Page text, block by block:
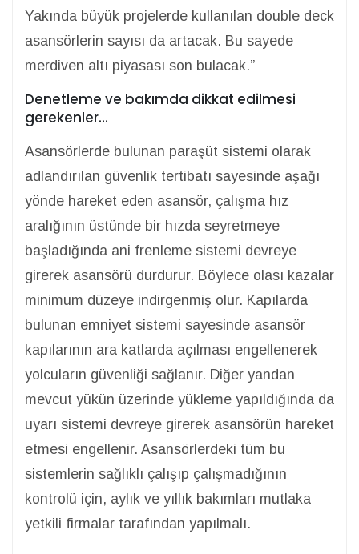
Yakında büyük projelerde kullanılan double deck
asansörlerin sayısı da artacak. Bu sayede
merdiven altı piyasası son bulacak.”
Denetleme ve bakımda dikkat edilmesi
gerekenler…
Asansörlerde bulunan paraşüt sistemi olarak
adlandırılan güvenlik tertibatı sayesinde aşağı
yönde hareket eden asansör, çalışma hız
aralığının üstünde bir hızda seyretmeye
başladığında ani frenleme sistemi devreye
girerek asansörü durdurur. Böylece olası kazalar
minimum düzeye indirgenmiş olur. Kapılarda
bulunan emniyet sistemi sayesinde asansör
kapılarının ara katlarda açılması engellenerek
yolcuların güvenliği sağlanır. Diğer yandan
mevcut yükün üzerinde yükleme yapıldığında da
uyarı sistemi devreye girerek asansörün hareket
etmesi engellenir. Asansörlerdeki tüm bu
sistemlerin sağlıklı çalışıp çalışmadığının
kontrolü için, aylık ve yıllık bakımları mutlaka
yetkili firmalar tarafından yapılmalı.